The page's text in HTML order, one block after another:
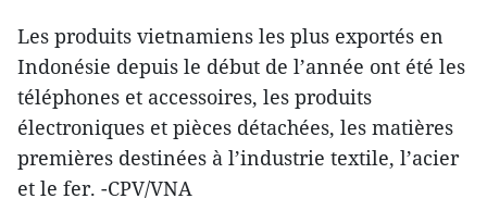
Les produits vietnamiens les plus exportés en
Indonésie depuis le début de l’année ont été les
téléphones et accessoires, les produits
électroniques et pièces détachées, les matières
premières destinées à l’industrie textile, l’acier
et le fer. -CPV/VNA